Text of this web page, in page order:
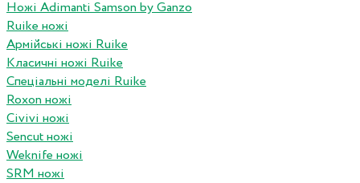
Ножі Adimanti Samson by Ganzo
Ruike ножі
Армійські ножі Ruike
Класичні ножі Ruike
Спеціальні моделі Ruike
Roxon ножi
Civivi ножі
Sencut ножі
Weknife ножі
SRM ножі